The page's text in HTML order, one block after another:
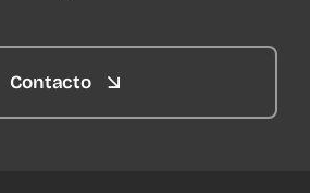
Contacto